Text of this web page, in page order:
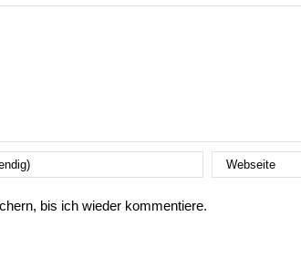
bis ich wieder kommentiere.